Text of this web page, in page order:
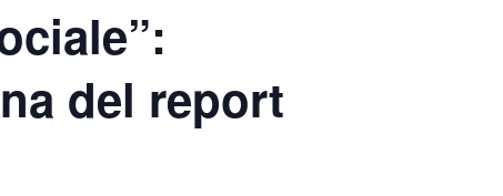
del report